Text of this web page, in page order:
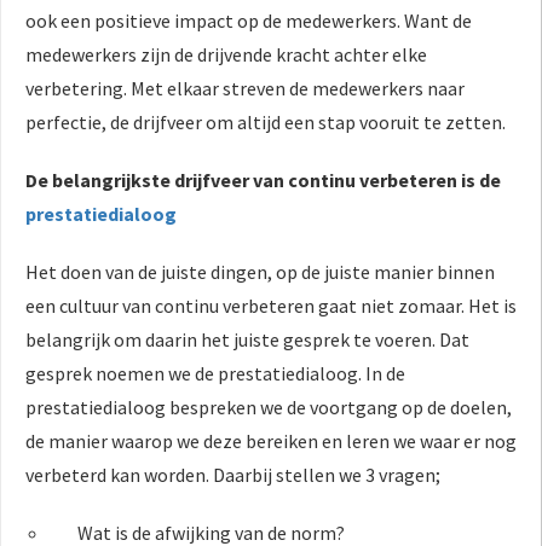
ook een positieve impact op de medewerkers. Want de
medewerkers zijn de drijvende kracht achter elke
verbetering. Met elkaar streven de medewerkers naar
perfectie, de drijfveer om altijd een stap vooruit te zetten.
De belangrijkste drijfveer van continu verbeteren is de
prestatiedialoog
Het doen van de juiste dingen, op de juiste manier binnen
een cultuur van continu verbeteren gaat niet zomaar. Het is
belangrijk om daarin het juiste gesprek te voeren. Dat
gesprek noemen we de prestatiedialoog. In de
prestatiedialoog bespreken we de voortgang op de doelen,
de manier waarop we deze bereiken en leren we waar er nog
verbeterd kan worden. Daarbij stellen we 3 vragen;
Wat is de afwijking van de norm?